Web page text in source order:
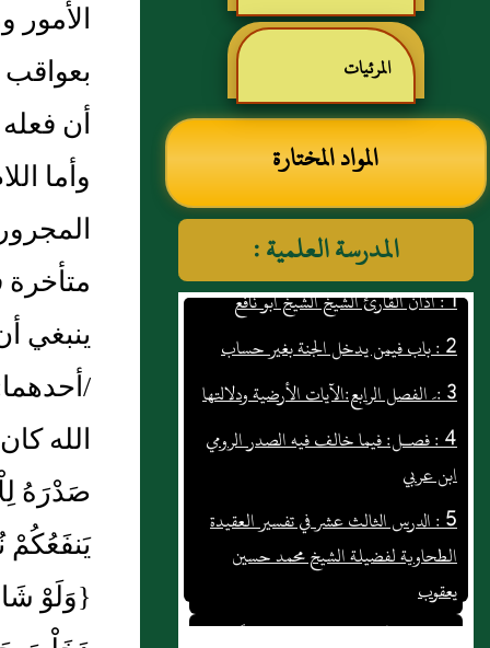
رياض الصالحين للإمام
النووي رحمهم الله تعالى
المرئيات
المواد المختارة
المدرسة العلمية :
2 : باب فيمن يدخل الجنة بغير حساب
3 : َ الفصل الرابع:الآيات الأرضية ودلالتها
4 : فصـل: فيما خالف فيه الصدر الرومي
ابن عربي
5 : الدرس الثالث عشر في تفسير العقيدة
الطحاوية لفضيلة الشيخ محمد حسين
يعقوب
6 : باب - أيشركون ما لا يخلق شيئاً وهم
يخلقون
بعواقب
أن
وأما
ينبغي
/
الله